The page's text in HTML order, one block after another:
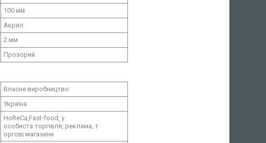
100 мм
Акрил
2 мм
Прозорий
Власне виробництво
Україна
HoReCa,Fast-food, у
особиста торгівля, реклама, т
оргові магазини